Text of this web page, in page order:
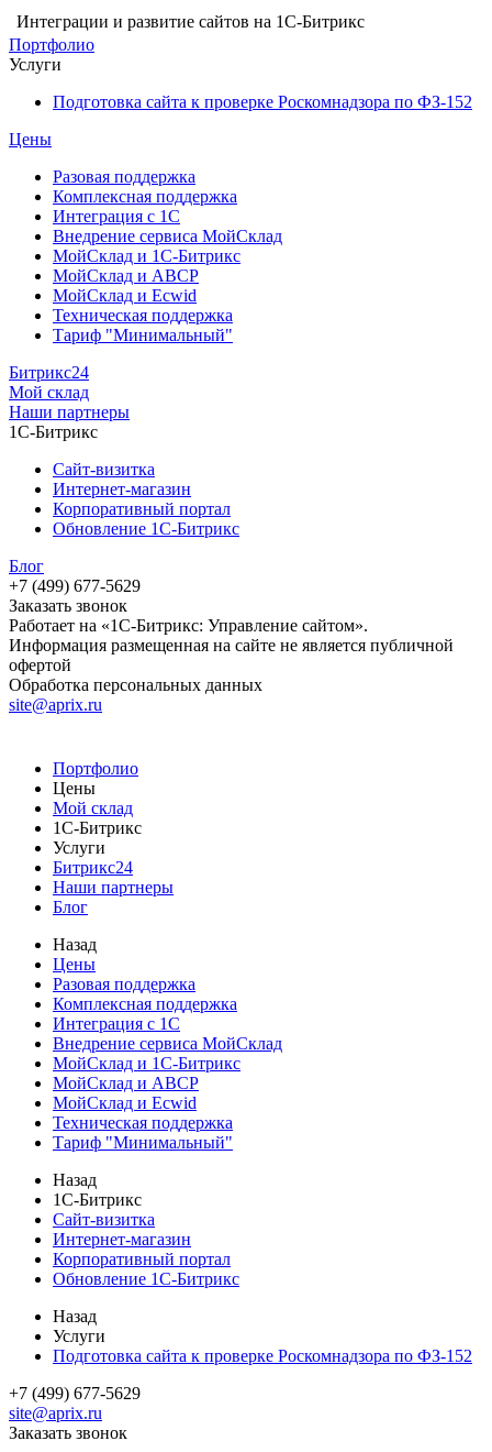
Интеграции и развитие сайтов на 1С-Битрикс
Портфолио
Услуги
Подготовка сайта к проверке Роскомнадзора по ФЗ-152
Цены
Разовая поддержка
Комплексная поддержка
Интеграция с 1С
Внедрение сервиса МойСклад
МойСклад и 1С-Битрикс
МойСклад и ABCP
МойСклад и Ecwid
Техническая поддержка
Тариф "Минимальный"
Битрикс24
Мой склад
Наши партнеры
1С-Битрикс
Сайт-визитка
Интернет-магазин
Корпоративный портал
Обновление 1С-Битрикс
Блог
+7 (499) 677-5629
Заказать звонок
Работает на «1С-Битрикс: Управление сайтом».
Информация размещенная на сайте не является публичной
офертой
Обработка персональных данных
site@aprix.ru
Портфолио
Цены
Мой склад
1С-Битрикс
Услуги
Битрикс24
Наши партнеры
Блог
Назад
Цены
Разовая поддержка
Комплексная поддержка
Интеграция с 1С
Внедрение сервиса МойСклад
МойСклад и 1С-Битрикс
МойСклад и ABCP
МойСклад и Ecwid
Техническая поддержка
Тариф "Минимальный"
Назад
1С-Битрикс
Сайт-визитка
Интернет-магазин
Корпоративный портал
Обновление 1С-Битрикс
Назад
Услуги
Подготовка сайта к проверке Роскомнадзора по ФЗ-152
+7 (499) 677-5629
site@aprix.ru
Заказать звонок